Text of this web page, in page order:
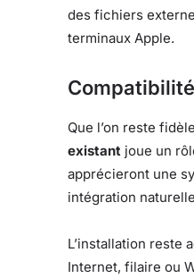
des fichiers
terminaux Apple.
Que l’on reste
existant joue un
apprécieront une
intégration
L’installation reste
Internet, filaire ou